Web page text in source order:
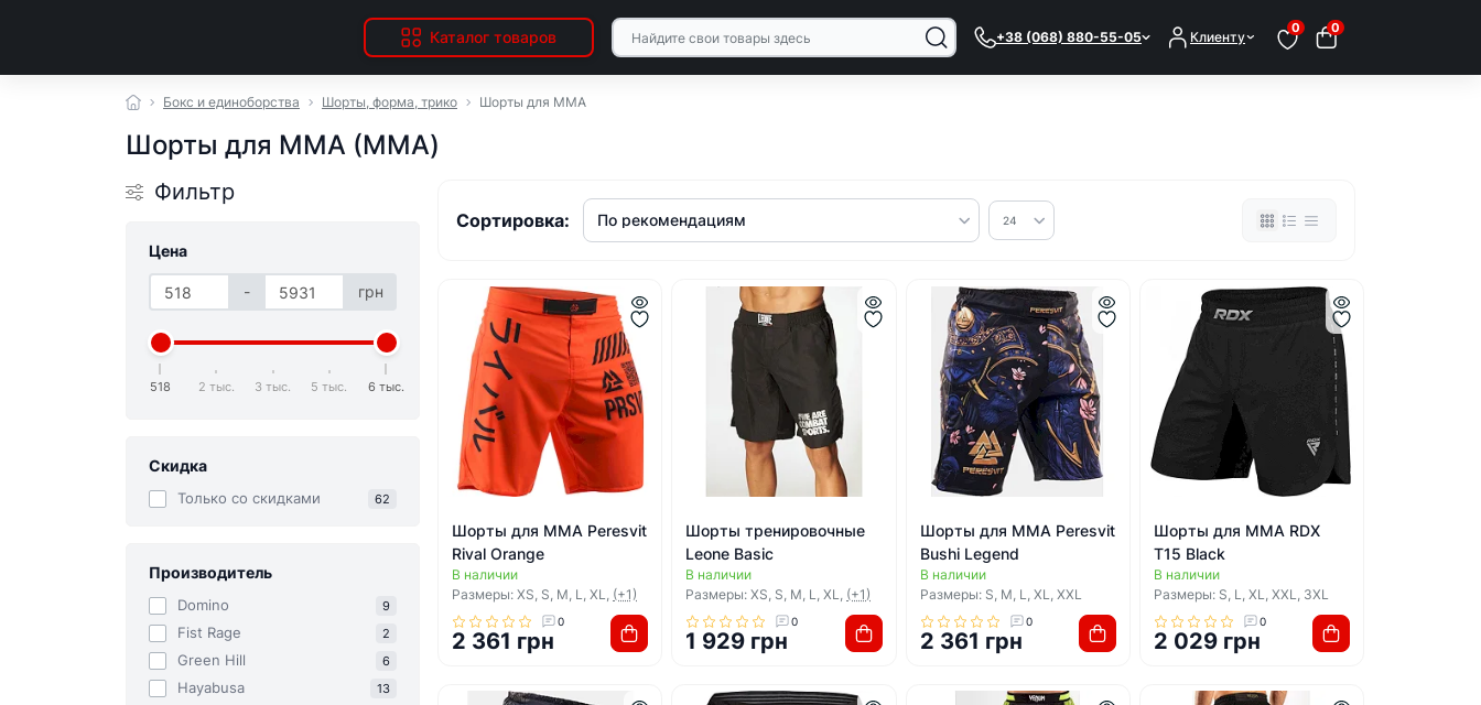
Каталог товаров +38 (068) 880-55-05 Клиенту
0 0
Бокс и единоборства Шорты, форма, трико Шорты для ММА
Шорты для ММА (MMA)
Фильтр
Цена
- грн
518 2 тыс. 3 тыс. 5 тыс. 6 тыс.
Скидка
Только со cкидками 62
Производитель
Domino 9
Fist Rage 2
Green Hill 6
Hayabusa 13
Сортировка:
Шорты для ММА Peresvit
Rival Orange
В наличии
Размеры: XS, S, M, L, XL, (+1)
0
2 361 грн
Шорты тренировочные
Leone Basic
В наличии
Размеры: XS, S, M, L, XL, (+1)
0
1 929 грн
Шорты для ММА Peresvit
Bushi Legend
В наличии
Размеры: S, M, L, XL, XXL
0
2 361 грн
Шорты для ММА RDX
T15 Black
В наличии
Размеры: S, L, XL, XXL, 3XL
0
2 029 грн